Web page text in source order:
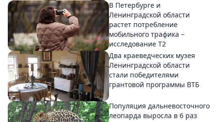
В Петербурге и
Ленинградской области
растет потребление
мобильного трафика –
исследование T2
Два краеведческих музея
Ленинградской области
стали победителями
грантовой программы ВТБ
Популяция дальневосточного
леопарда выросла в 6 раз